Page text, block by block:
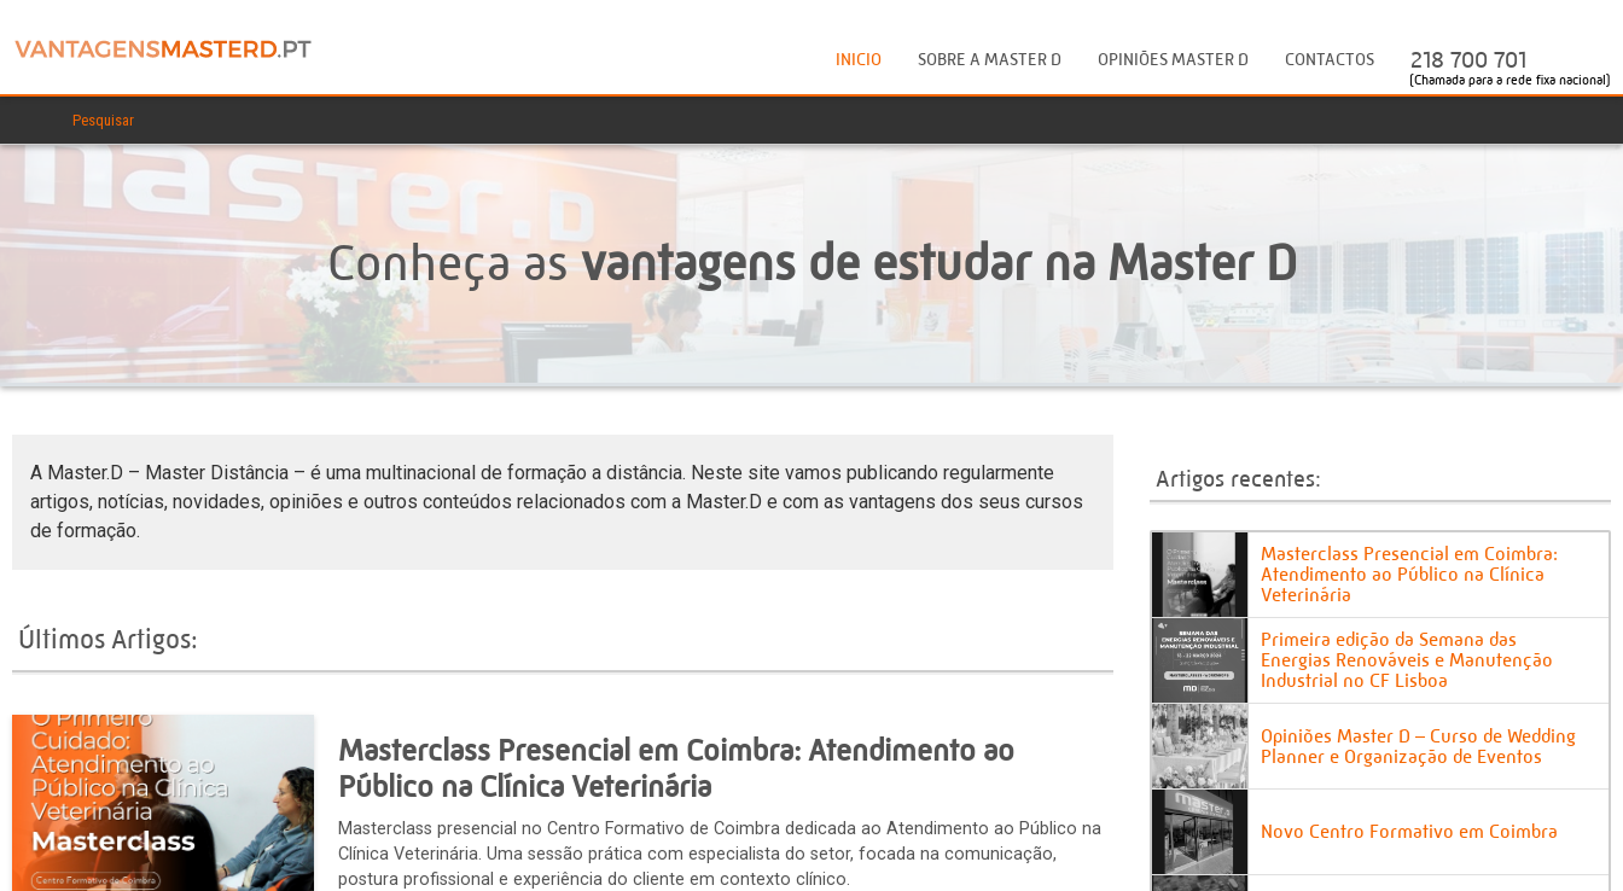
INICIO SOBRE A MASTER D OPINIÕES MASTER D CONTACTOS 218 700 701
(Chamada para a rede fixa nacional)
Conheça asvantagens de estudar na Master D
A Master.D – Master Distância – é uma multinacional de formação a distância. Neste site vamos publicando regularmente
artigos, notícias, novidades, opiniões e outros conteúdos relacionados com a Master.D e com as vantagens dos seus cursos
de formação.
Últimos Artigos:
Masterclass Presencial em Coimbra: Atendimento ao
Público na Clínica Veterinária
Masterclass presencial no Centro Formativo de Coimbra dedicada ao Atendimento ao Público na
Clínica Veterinária. Uma sessão prática com especialista do setor, focada na comunicação,
postura profissional e experiência do cliente em contexto clínico.
Artigos recentes:
Masterclass Presencial em Coimbra:
Atendimento ao Público na Clínica
Veterinária
Primeira edição da Semana das
Energias Renováveis e Manutenção
Industrial no CF Lisboa
Opiniões Master D – Curso de Wedding
Planner e Organização de Eventos
Novo Centro Formativo em Coimbra